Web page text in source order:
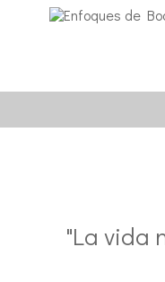
"La vida